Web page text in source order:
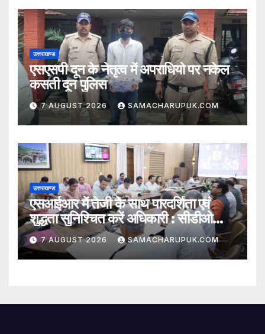
उत्तराखण्ड
एसएसपी दून के नेतृत्व में अपराधियो पर नकेल
कसती दून पुलिस
7 AUGUST 2026 SAMACHARUPUK.COM
उत्तराखण्ड
एसआईआर में तेजी के साथ पारदर्शिता एवं
शुद्धता सुनिश्चित करें अधिकारी : सीडीओ
अभिनव शाह
7 AUGUST 2026 SAMACHARUPUK.COM